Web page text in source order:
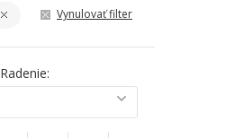
Vynulovať filter
Radenie: